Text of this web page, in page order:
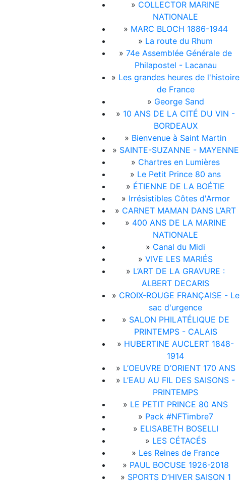
» COLLECTOR MARINE
NATIONALE
» MARC BLOCH 1886-1944
» La route du Rhum
» 74e Assemblée Générale de
Philapostel - Lacanau
» Les grandes heures de l'histoire
de France
» George Sand
» 10 ANS DE LA CITÉ DU VIN -
BORDEAUX
» Bienvenue à Saint Martin
» SAINTE-SUZANNE - MAYENNE
» Chartres en Lumières
» Le Petit Prince 80 ans
» ÉTIENNE DE LA BOÉTIE
» Irrésistibles Côtes d'Armor
» CARNET MAMAN DANS L’ART
» 400 ANS DE LA MARINE
NATIONALE
» Canal du Midi
» VIVE LES MARIÉS
» L’ART DE LA GRAVURE :
ALBERT DECARIS
» CROIX-ROUGE FRANÇAISE - Le
sac d'urgence
» SALON PHILATÉLIQUE DE
PRINTEMPS - CALAIS
» HUBERTINE AUCLERT 1848-
1914
» L’OEUVRE D’ORIENT 170 ANS
» L’EAU AU FIL DES SAISONS -
PRINTEMPS
» LE PETIT PRINCE 80 ANS
» Pack #NFTimbre7
» ELISABETH BOSELLI
» LES CÉTACÉS
» Les Reines de France
» PAUL BOCUSE 1926-2018
» SPORTS D’HIVER SAISON 1